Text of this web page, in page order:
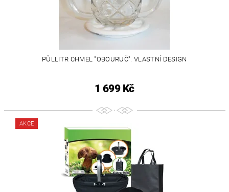
PŮLLITR CHMEL "OBOURUČ". VLASTNÍ DESIGN
1 699 Kč
AKCE